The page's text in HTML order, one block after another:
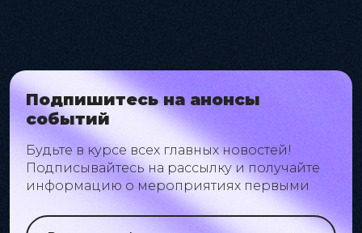
Подпишитесь на анонсы
событий
Будьте в курсе всех главных новостей!
Подписывайтесь на рассылку и получайте
информацию о мероприятиях первыми